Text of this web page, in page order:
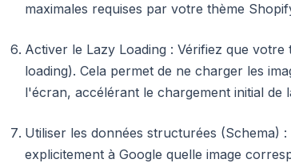
maximales requises par votre thème
Activer le Lazy Loading : Vérifiez que
loading). Cela permet de ne charger les
l'écran, accélérant le chargement initial de
Utiliser les données structurées (Schema)
explicitement à Google quelle image